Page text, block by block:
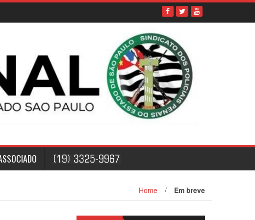
Home / Em breve